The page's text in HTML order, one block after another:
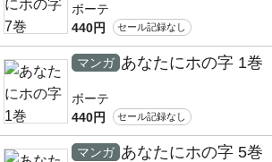
ボーテ
440円
セール記録なし
マンガ あなたにホの字 1巻
ボーテ
440円
セール記録なし
マンガ あなたにホの字 5巻